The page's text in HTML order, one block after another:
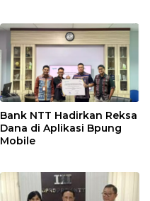
Bank NTT Hadirkan Reksa
Dana di Aplikasi Bpung
Mobile